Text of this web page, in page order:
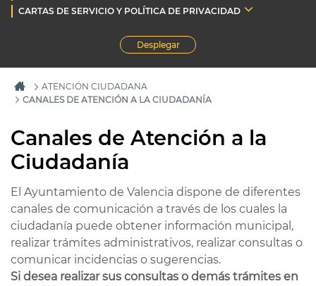
CARTAS DE SERVICIO Y POLÍTICA DE PRIVACIDAD
Desplegar
ATENCIÓN CIUDADANA
CANALES DE ATENCIÓN A LA CIUDADANÍA
Canales de Atención a la
Ciudadanía
El Ayuntamiento de Valencia dispone de diferentes
canales de comunicación a través de los cuales la
ciudadanía puede obtener información municipal,
realizar trámites administrativos, realizar consultas o
comunicar incidencias o sugerencias.
Si desea realizar sus consultas o demás trámites en